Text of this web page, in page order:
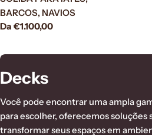
BARCOS, NAVIOS
Prezzo
Da €1.100,00
C
o
l
Decks
Você pode encontrar uma ampla
para escolher, oferecemos soluções
transformar seus espaços em